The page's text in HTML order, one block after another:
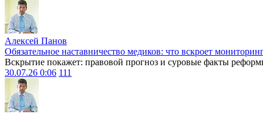
Алексей Панов
Обязательное наставничество медиков: что вскроет
Вскрытие покажет: правовой прогноз и суровые факты
30.07.26 0:06 111